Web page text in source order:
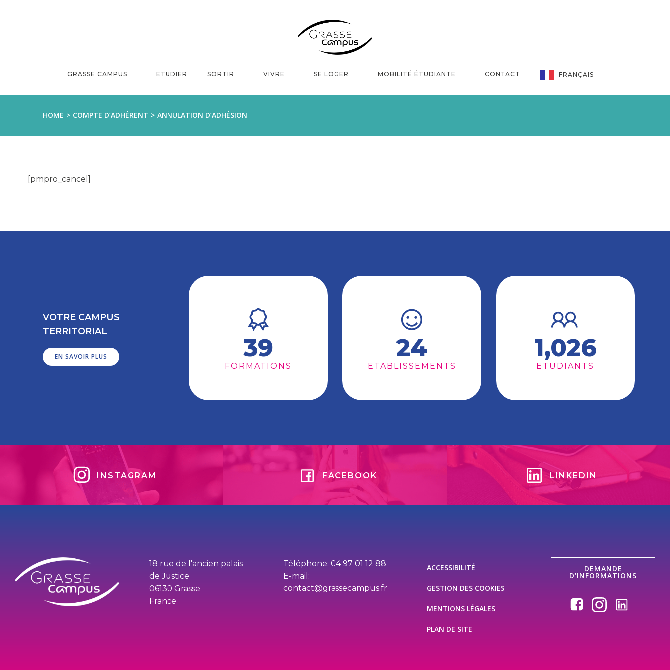
GRASSE CAMPUS ETUDIER SORTIR VIVRE SE LOGER MOBILITÉ ÉTUDIANTE CONTACT FRANÇAIS
HOME COMPTE D’ADHÉRENT ANNULATION D’ADHÉSION
[pmpro_cancel]
VOTRE CAMPUS
TERRITORIAL
EN SAVOIR PLUS 39
FORMATIONS
24
ETABLISSEMENTS
1,026
ETUDIANTS
INSTAGRAM FACEBOOK LINKEDIN
18 rue de l'ancien palais
de Justice
06130 Grasse
France
Téléphone: 04 97 01 12 88
E-mail:
contact@grassecampus.fr
ACCESSIBILITÉ
GESTION DES COOKIES
MENTIONS LÉGALES
PLAN DE SITE
DEMANDE
D'INFORMATIONS